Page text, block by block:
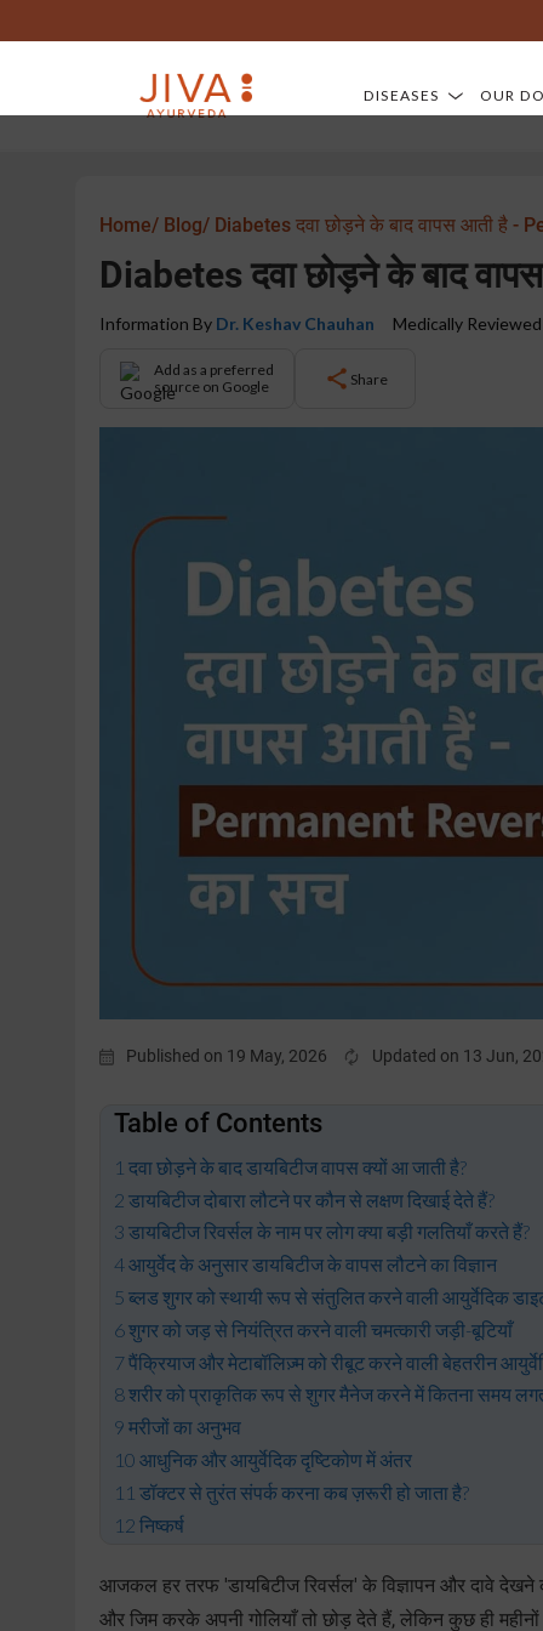
DISEASES OUR
Home/ Blog/ Diabetes दवा छोड़ने के बाद वापस आती है -
Diabetes दवा छोड़ने के बाद
Information By Dr. Keshav Chauhan Medically
Add as a preferred
source on Google
Share
Published on 19 May, 2026 Updated on 13 Jun,
Table of Contents
दवा छोड़ने के बाद डायबिटीज वापस क्यों आ जाती है?
डायबिटीज दोबारा लौटने पर कौन से लक्षण दिखाई देते हैं?
डायबिटीज रिवर्सल के नाम पर लोग क्या बड़ी गलतियाँ करते हैं?
आयुर्वेद के अनुसार डायबिटीज के वापस लौटने का विज्ञान
ब्लड शुगर को स्थायी रूप से संतुलित करने वाली आयुर्वेदिक
शुगर को जड़ से नियंत्रित करने वाली चमत्कारी जड़ी-बूटियाँ
पैंक्रियाज और मेटाबॉलिज़्म को रीबूट करने वाली बेहतरीन
शरीर को प्राकृतिक रूप से शुगर मैनेज करने में कितना समय
मरीजों का अनुभव
आधुनिक और आयुर्वेदिक दृष्टिकोण में अंतर
डॉक्टर से तुरंत संपर्क करना कब ज़रूरी हो जाता है?
निष्कर्ष
आजकल हर तरफ 'डायबिटीज रिवर्सल' के विज्ञापन और दावे देखने
और जिम करके अपनी गोलियाँ तो छोड़ देते हैं, लेकिन कुछ ही